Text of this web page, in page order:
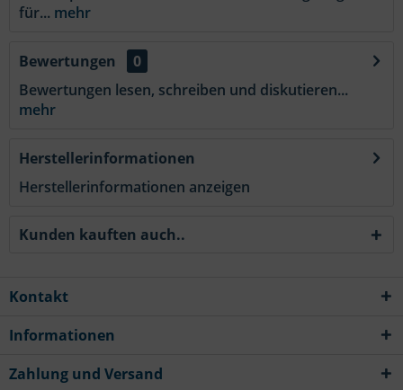
für... mehr
Bewertungen
0
Bewertungen lesen, schreiben und diskutieren...
mehr
Herstellerinformationen
Herstellerinformationen anzeigen
Kunden kauften auch..
Kontakt
Informationen
Zahlung und Versand